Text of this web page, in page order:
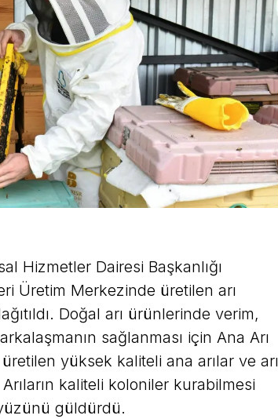
Hizmetler Dairesi Başkanlığı
Üretim Merkezinde üretilen arı
Doğal arı ürünlerinde verim,
sağlanması için Ana Arı
yüksek kaliteli ana arılar ve arı
kaliteli koloniler kurabilmesi
güldürdü.